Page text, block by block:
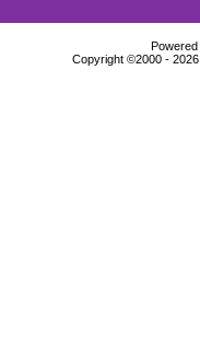
Copyright ©2000 -